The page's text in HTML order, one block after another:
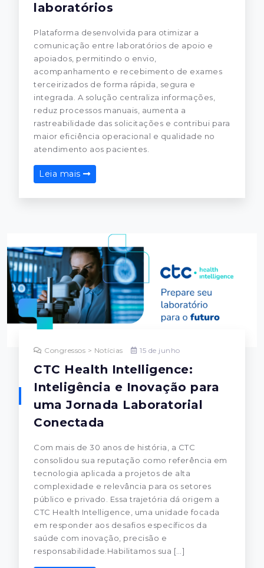
laboratórios
Plataforma desenvolvida para otimizar a
comunicação entre laboratórios de apoio e
apoiados, permitindo o envio,
acompanhamento e recebimento de exames
terceirizados de forma rápida, segura e
integrada. A solução centraliza informações,
reduz processos manuais, aumenta a
rastreabilidade das solicitações e contribui para
maior eficiência operacional e qualidade no
atendimento aos pacientes.
Leia mais
Congressos > Notícias 15 de junho
CTC Health Intelligence:
Inteligência e Inovação para
uma Jornada Laboratorial
Conectada
Com mais de 30 anos de história, a CTC
consolidou sua reputação como referência em
tecnologia aplicada a projetos de alta
complexidade e relevância para os setores
público e privado. Essa trajetória dá origem a
CTC Health Intelligence, uma unidade focada
em responder aos desafios específicos da
saúde com inovação, precisão e
responsabilidade.Habilitamos sua […]